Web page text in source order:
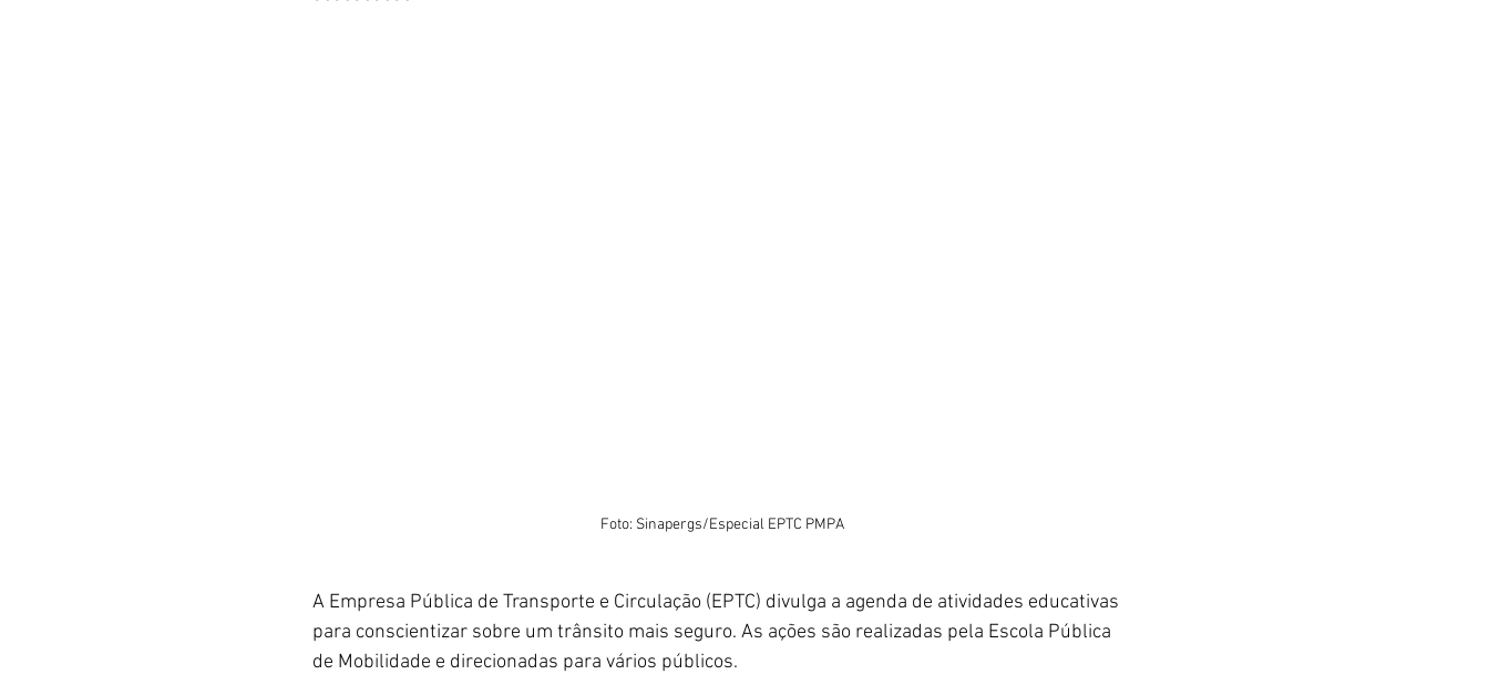
Foto: Sinapergs/Especial EPTC PMPA
A Empresa Pública de Transporte e Circulação (EPTC) divulga a agenda de atividades educativas
para conscientizar sobre um trânsito mais seguro. As ações são realizadas pela Escola Pública
de Mobilidade e direcionadas para vários públicos.